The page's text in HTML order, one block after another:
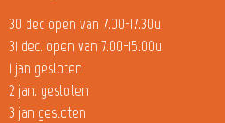
30 dec open van 7.00-17.30u
31 dec. open van 7.00-15.00u
1 jan gesloten
2 jan. gesloten
3 jan gesloten